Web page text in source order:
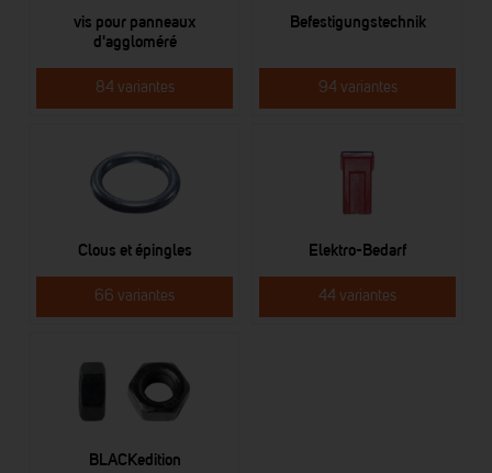
vis pour panneaux
d'aggloméré
84 variantes
Befestigungstechnik
94 variantes
Clous et épingles
66 variantes
Elektro-Bedarf
44 variantes
BLACKedition